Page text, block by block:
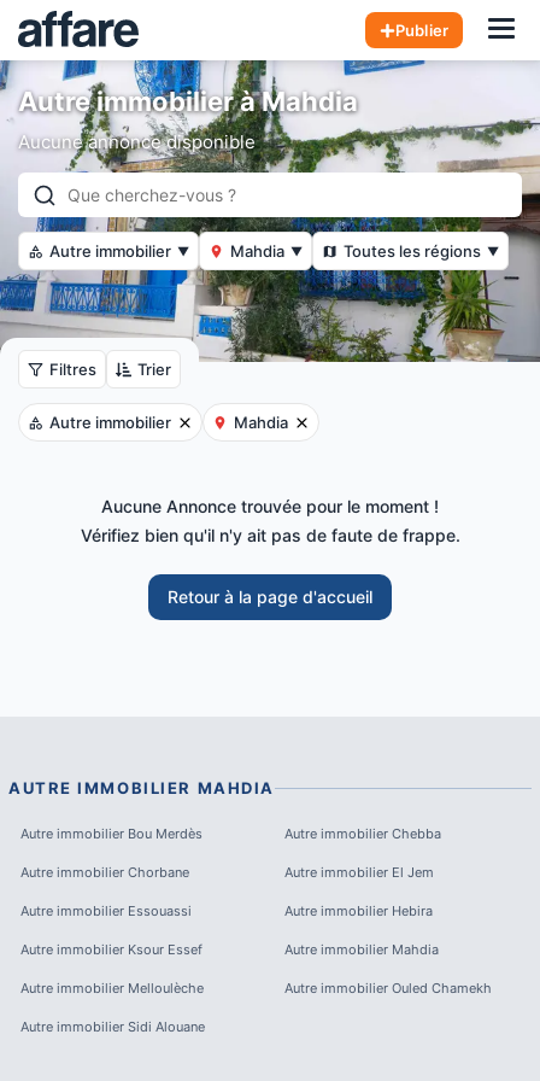
Publier
Autre immobilier à Mahdia
Aucune annonce disponible
Autre immobilier ▼ Mahdia ▼ Toutes les régions ▼
Filtres Trier
Autre immobilier Mahdia
Aucune Annonce trouvée pour le moment !
Vérifiez bien qu'il n'y ait pas de faute de frappe.
Retour à la page d'accueil
AUTRE IMMOBILIER MAHDIA
Autre immobilier Bou Merdès Autre immobilier Chebba
Autre immobilier Chorbane Autre immobilier El Jem
Autre immobilier Essouassi Autre immobilier Hebira
Autre immobilier Ksour Essef Autre immobilier Mahdia
Autre immobilier Melloulèche Autre immobilier Ouled Chamekh
Autre immobilier Sidi Alouane